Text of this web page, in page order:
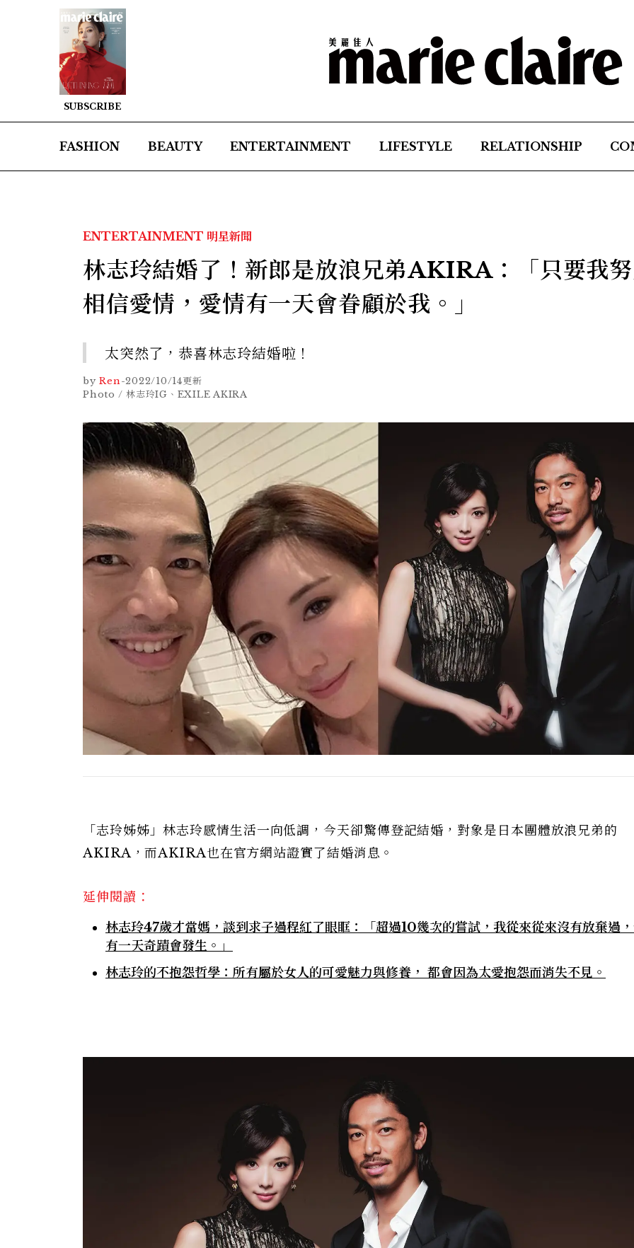
SUBSCRIBE
FASHION BEAUTY ENTERTAINMENT LIFESTYLE RELATIONSHIP
ENTERTAINMENT 明星新聞
林志玲結婚了！新郎是放浪兄弟AKIRA：「只要我
相信愛情，愛情有一天會眷顧於我。」
太突然了，恭喜林志玲結婚啦！
by Ren-2022/10/14更新
Photo / 林志玲IG、EXILE AKIRA
「志玲姊姊」林志玲感情生活一向低調，今天卻驚傳登記結婚，對象是日本團體放浪兄弟的
AKIRA，而AKIRA也在官方網站證實了結婚消息。
延伸閱讀：
林志玲47歲才當媽，談到求子過程紅了眼眶：「超過10幾次的嘗試，我從來從來沒有放棄過
有一天奇蹟會發生。」
林志玲的不抱怨哲學：所有屬於女人的可愛魅力與修養， 都會因為太愛抱怨而消失不見。